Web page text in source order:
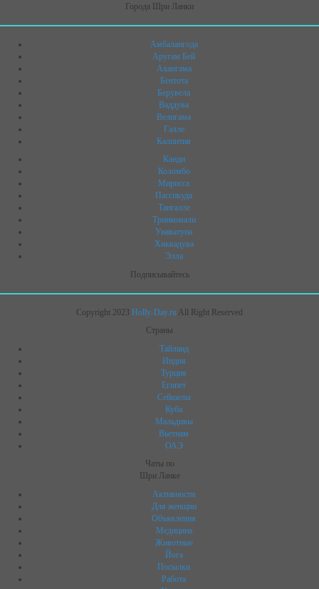
Города Шри Ланки
Амбалангода
Аругам Бей
Ахангама
Бентота
Берувела
Ваддува
Велигама
Галле
Калпития
Канди
Коломбо
Мирисса
Пассикуда
Тангалле
Тринкомали
Унаватуна
Хиккадува
Элла
Подписывайтесь
Copyright 2023 Holly-Day.ru All Right Reserved
Страны
Тайланд
Индия
Турция
Египет
Сейшелы
Куба
Мальдивы
Вьетнам
ОАЭ
Чаты по
Шри Ланке
Активности
Для женщин
Объявления
Медицина
Животные
Йога
Посылки
Работа